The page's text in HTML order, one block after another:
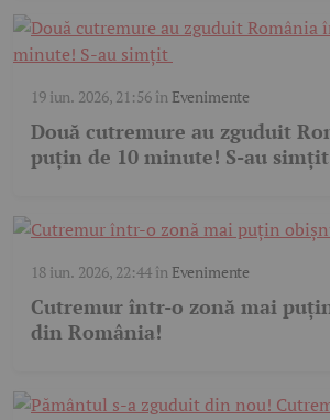
19 iun. 2026, 21:56în Evenimente
Două cutremure au zguduit
puțin de 10 minute! S-au simțit
18 iun. 2026, 22:44în Evenimente
Cutremur într-o zonă mai
din România!